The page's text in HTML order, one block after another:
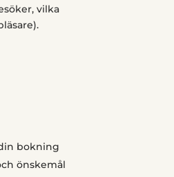
vilka
bokning
önskemål